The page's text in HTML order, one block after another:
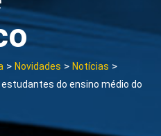
> Novidades > Notícias >
do ensino médio do